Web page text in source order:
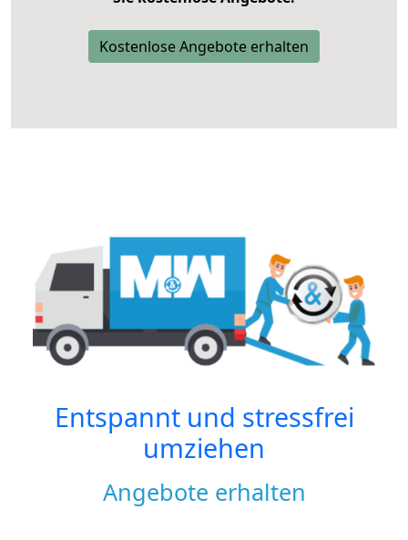
Kostenlose Angebote erhalten
Entspannt und stressfrei
umziehen
Angebote erhalten